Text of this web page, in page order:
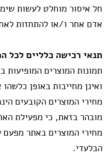
חל איסור מוחלט לעשות
אדם אחר ו/או להתחזות
תנאי רכישה כלליים לכל
תמונות המוצרים
ואינן מחייבות באופן
מחירי המוצרים הקובעים
מובהר בזאת, כי מפעילת
מחירי המוצרים באתר מפעם
הבלעדי.